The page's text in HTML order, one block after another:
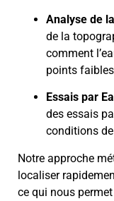
Analyse de
de la
comment
points
Essais par
des essais
conditions de
Notre approche
localiser
ce qui nous